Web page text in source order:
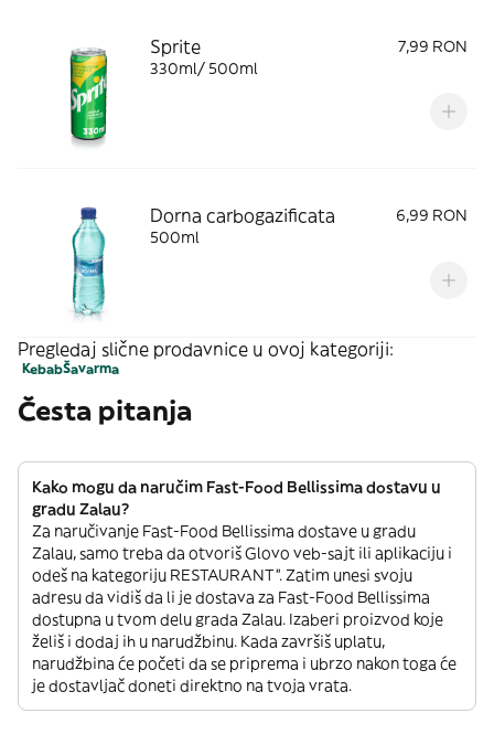
Sprite
7,99 RON
330ml/ 500ml
Dorna carbogazificata
6,99 RON
500ml
Pregledaj slične prodavnice u ovoj kategoriji:
KebabŠavarma
Česta pitanja
Kako mogu da naručim Fast-Food Bellissima dostavu u
gradu Zalau?
Za naručivanje Fast-Food Bellissima dostave u gradu
Zalau, samo treba da otvoriš Glovo veb-sajt ili aplikaciju i
odeš na kategoriju RESTAURANT”. Zatim unesi svoju
adresu da vidiš da li je dostava za Fast-Food Bellissima
dostupna u tvom delu grada Zalau. Izaberi proizvod koje
želiš i dodaj ih u narudžbinu. Kada završiš uplatu,
narudžbina će početi da se priprema i ubrzo nakon toga će
je dostavljač doneti direktno na tvoja vrata.